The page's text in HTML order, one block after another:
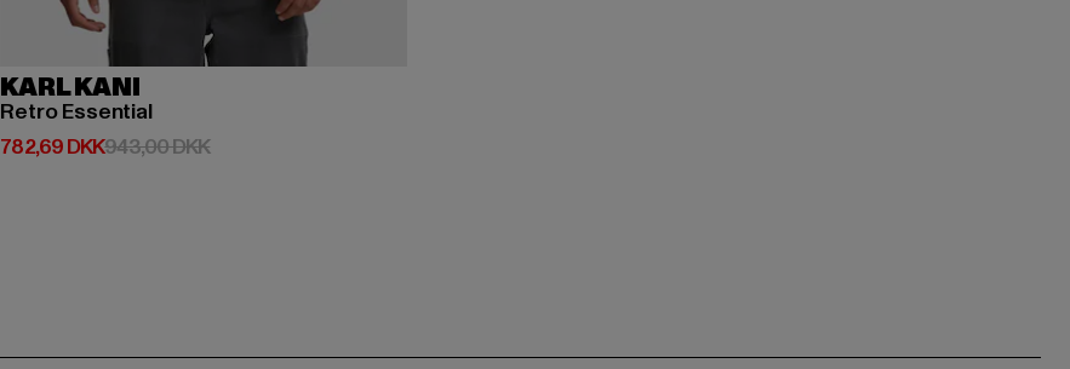
KARL KANI
Retro Essential
782,69 DKK
Nuværende pris: 782,69 DKK
943,00 DKKKampagnepris: 943,00 DKK